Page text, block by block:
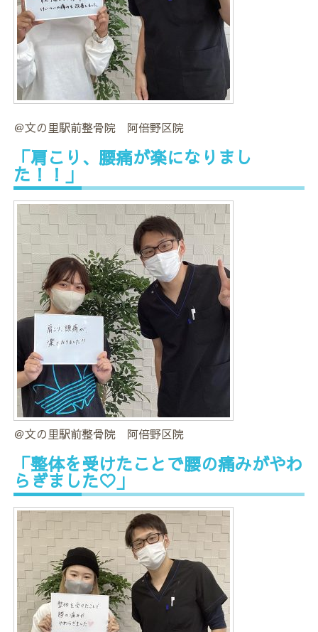
＠文の里駅前整骨院 阿倍野区院
「肩こり、腰痛が楽になりまし
た！！」
＠文の里駅前整骨院 阿倍野区院
「整体を受けたことで腰の痛みがやわ
らぎました♡」